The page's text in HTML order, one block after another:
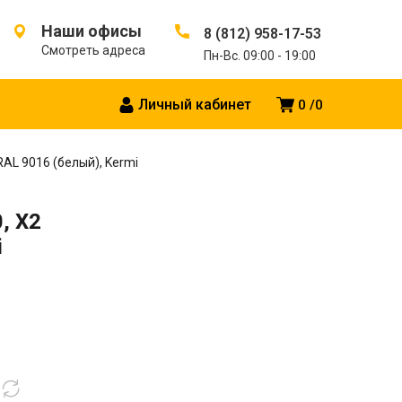
Наши офисы
Смотреть адреса
8 (812) 958-17-53
Пн-Вс. 09:00 - 19:00
0 0
Личный кабинет
9016 (белый), Kermi
X2